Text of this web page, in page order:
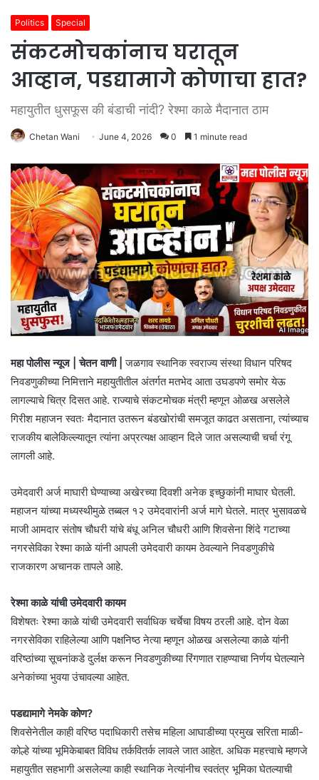
Politics Special
संकटमोचकांनाच घरातून
आव्हान, पडद्यामागे कोणाचा हात?
महायुतीत धुसफूस की बंडाची नांदी? रेश्मा काळे मैदानात ठाम
Chetan Wani June 4, 2026 0 1 minute read
महा पोलीस न्यूज | चेतन वाणी | जळगाव स्थानिक स्वराज्य संस्था विधान परिषद
निवडणुकीच्या निमित्ताने महायुतीतील अंतर्गत मतभेद आता उघडपणे समोर येऊ
लागल्याचे चित्र दिसत आहे. राज्याचे संकटमोचक मंत्री म्हणून ओळख असलेले
गिरीश महाजन स्वतः मैदानात उतरून बंडखोरांची समजूत काढत असताना, त्यांच्याच
राजकीय बालेकिल्ल्यातून त्यांना अप्रत्यक्ष आव्हान दिले जात असल्याची चर्चा रंगू
लागली आहे.
उमेदवारी अर्ज माघारी घेण्याच्या अखेरच्या दिवशी अनेक इच्छुकांनी माघार घेतली.
महाजन यांच्या मध्यस्थीमुळे तब्बल १२ उमेदवारांनी अर्ज मागे घेतले. मात्र भुसावळचे
माजी आमदार संतोष चौधरी यांचे बंधू अनिल चौधरी आणि शिवसेना शिंदे गटाच्या
नगरसेविका रेश्मा काळे यांनी आपली उमेदवारी कायम ठेवल्याने निवडणुकीचे
राजकारण अचानक तापले आहे.
रेश्मा काळे यांची उमेदवारी कायम
विशेषतः रेश्मा काळे यांची उमेदवारी सर्वाधिक चर्चेचा विषय ठरली आहे. दोन वेळा
नगरसेविका राहिलेल्या आणि पक्षनिष्ठ नेत्या म्हणून ओळख असलेल्या काळे यांनी
वरिष्ठांच्या सूचनांकडे दुर्लक्ष करून निवडणुकीच्या रिंगणात राहण्याचा निर्णय घेतल्याने
अनेकांच्या भुवया उंचावल्या आहेत.
पडद्यामागे नेमके कोण?
शिवसेनेतील काही वरिष्ठ पदाधिकारी तसेच महिला आघाडीच्या प्रमुख सरिता माळी-
कोल्हे यांच्या भूमिकेबाबत विविध तर्कवितर्क लावले जात आहेत. अधिक महत्त्वाचे म्हणजे
महायुतीत सहभागी असलेल्या काही स्थानिक नेत्यांनीच स्वतंत्र भूमिका घेतल्याची